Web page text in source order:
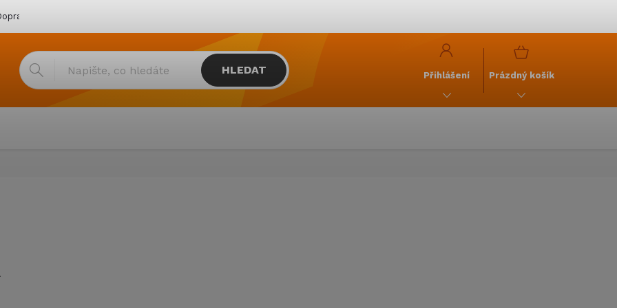
& platba
HLEDAT Přihlášení
NÁKUPNÍ
Prázdný košík